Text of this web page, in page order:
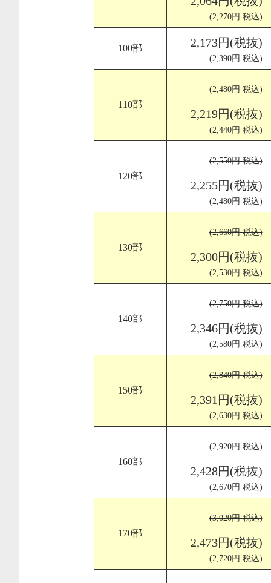
(2,270円 税込)
100部 2,173円(税抜)
(2,390円 税込)
110部
(2,480円 税込)
2,219円(税抜)
(2,440円 税込)
120部
(2,550円 税込)
2,255円(税抜)
(2,480円 税込)
130部
(2,660円 税込)
2,300円(税抜)
(2,530円 税込)
140部
(2,750円 税込)
2,346円(税抜)
(2,580円 税込)
150部
(2,840円 税込)
2,391円(税抜)
(2,630円 税込)
160部
(2,920円 税込)
2,428円(税抜)
(2,670円 税込)
170部
(3,020円 税込)
2,473円(税抜)
(2,720円 税込)